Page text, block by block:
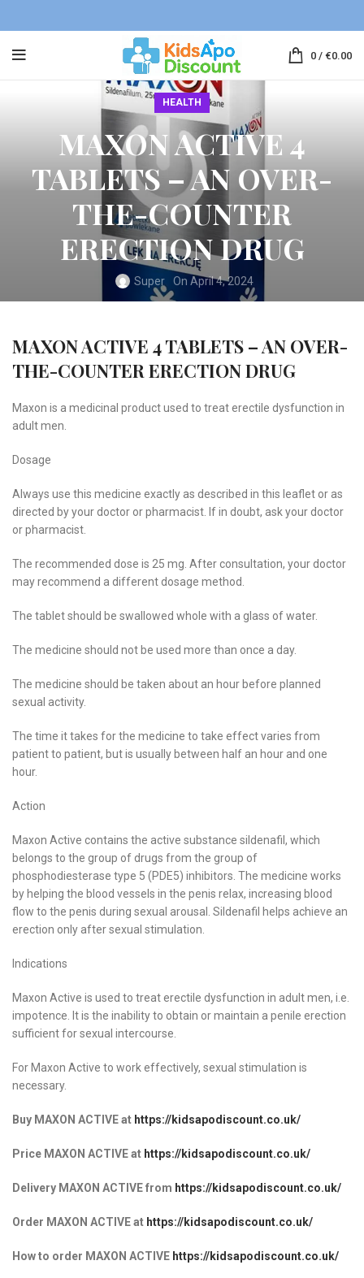
0 / €0.00
HEALTH
MAXON ACTIVE 4
TABLETS – AN OVER-
THE-COUNTER
ERECTION DRUG
Super On April 4, 2024
MAXON ACTIVE 4 TABLETS – AN OVER-
THE-COUNTER ERECTION DRUG
Maxon is a medicinal product used to treat erectile dysfunction in
adult men.
Dosage
Always use this medicine exactly as described in this leaflet or as
directed by your doctor or pharmacist. If in doubt, ask your doctor
or pharmacist.
The recommended dose is 25 mg. After consultation, your doctor
may recommend a different dosage method.
The tablet should be swallowed whole with a glass of water.
The medicine should not be used more than once a day.
The medicine should be taken about an hour before planned
sexual activity.
The time it takes for the medicine to take effect varies from
patient to patient, but is usually between half an hour and one
hour.
Action
Maxon Active contains the active substance sildenafil, which
belongs to the group of drugs from the group of
phosphodiesterase type 5 (PDE5) inhibitors. The medicine works
by helping the blood vessels in the penis relax, increasing blood
flow to the penis during sexual arousal. Sildenafil helps achieve an
erection only after sexual stimulation.
Indications
Maxon Active is used to treat erectile dysfunction in adult men, i.e.
impotence. It is the inability to obtain or maintain a penile erection
sufficient for sexual intercourse.
For Maxon Active to work effectively, sexual stimulation is
necessary.
Buy MAXON ACTIVE at https://kidsapodiscount.co.uk/
Price MAXON ACTIVE at https://kidsapodiscount.co.uk/
Delivery MAXON ACTIVE from https://kidsapodiscount.co.uk/
Order MAXON ACTIVE at https://kidsapodiscount.co.uk/
How to order MAXON ACTIVE https://kidsapodiscount.co.uk/